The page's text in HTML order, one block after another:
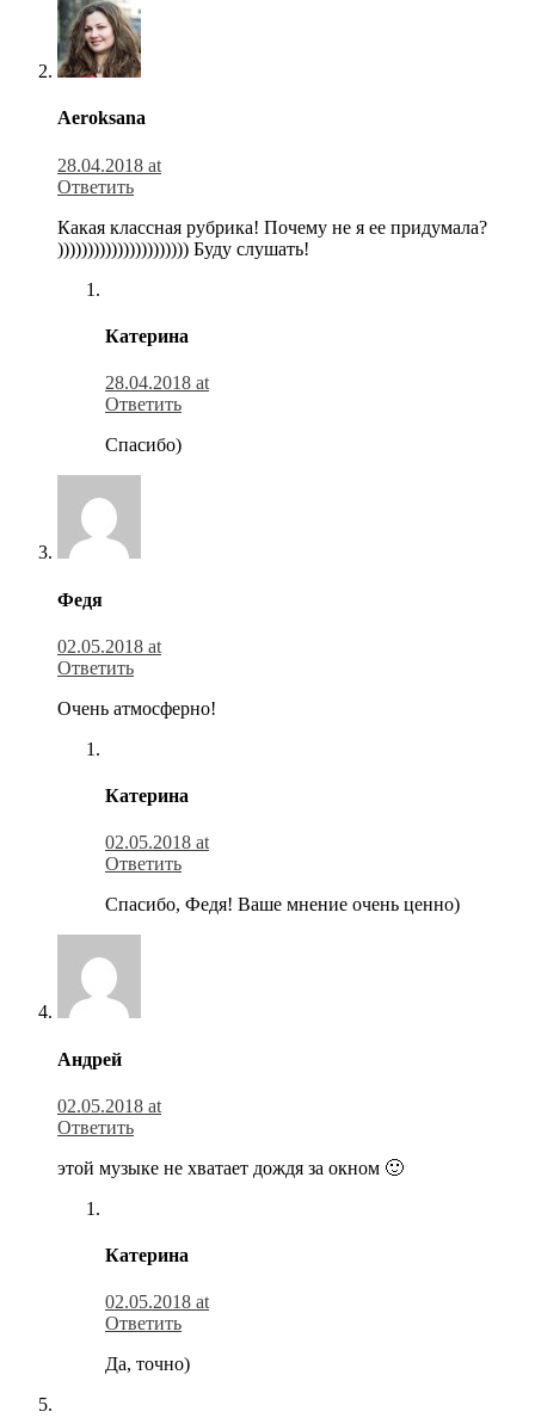
Aeroksana
28.04.2018 at
Ответить
Какая классная рубрика! Почему не я ее придумала?
)))))))))))))))))))))) Буду слушать!
Катерина
28.04.2018 at
Ответить
Спасибо)
Федя
02.05.2018 at
Ответить
Очень атмосферно!
Катерина
02.05.2018 at
Ответить
Спасибо, Федя! Ваше мнение очень ценно)
Андрей
02.05.2018 at
Ответить
этой музыке не хватает дождя за окном 🙂
Катерина
02.05.2018 at
Ответить
Да, точно)